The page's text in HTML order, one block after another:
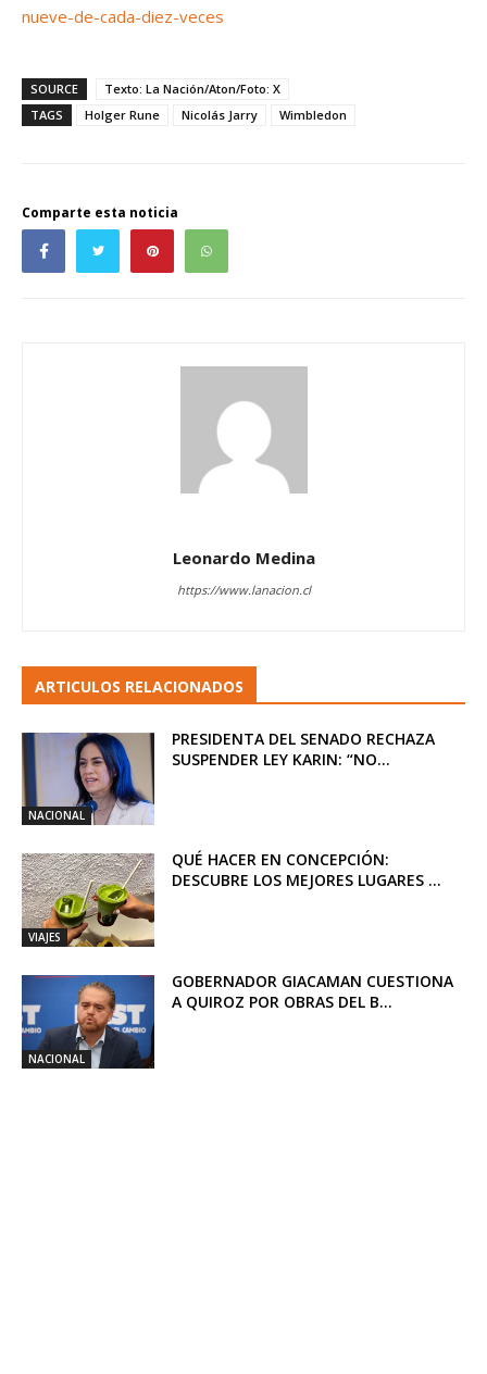
nueve-de-cada-diez-veces
SOURCE
Texto: La Nación/Aton/Foto: X
TAGS
Holger Rune Nicolás Jarry Wimbledon
Comparte esta noticia
Leonardo Medina
https://www.lanacion.cl
ARTICULOS RELACIONADOS
NACIONAL
PRESIDENTA DEL SENADO RECHAZA
SUSPENDER LEY KARIN: “NO...
VIAJES
QUÉ HACER EN CONCEPCIÓN:
DESCUBRE LOS MEJORES LUGARES ...
NACIONAL
GOBERNADOR GIACAMAN CUESTIONA
A QUIROZ POR OBRAS DEL B...